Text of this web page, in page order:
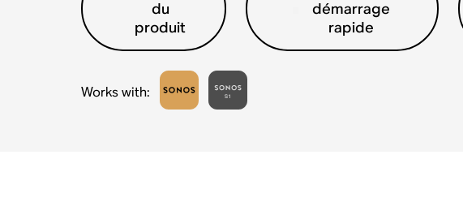
du
produit
démarrage
rapide
Works with: